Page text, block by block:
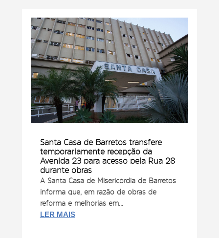
Santa Casa de Barretos transfere
temporariamente recepção da
Avenida 23 para acesso pela Rua 28
durante obras
A Santa Casa de Misericórdia de Barretos
informa que, em razão de obras de
reforma e melhorias em...
LER MAIS